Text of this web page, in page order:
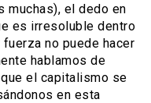
muchas), el dedo en
es irresoluble dentro
no puede hacer
hablamos de
el capitalismo se
en esta